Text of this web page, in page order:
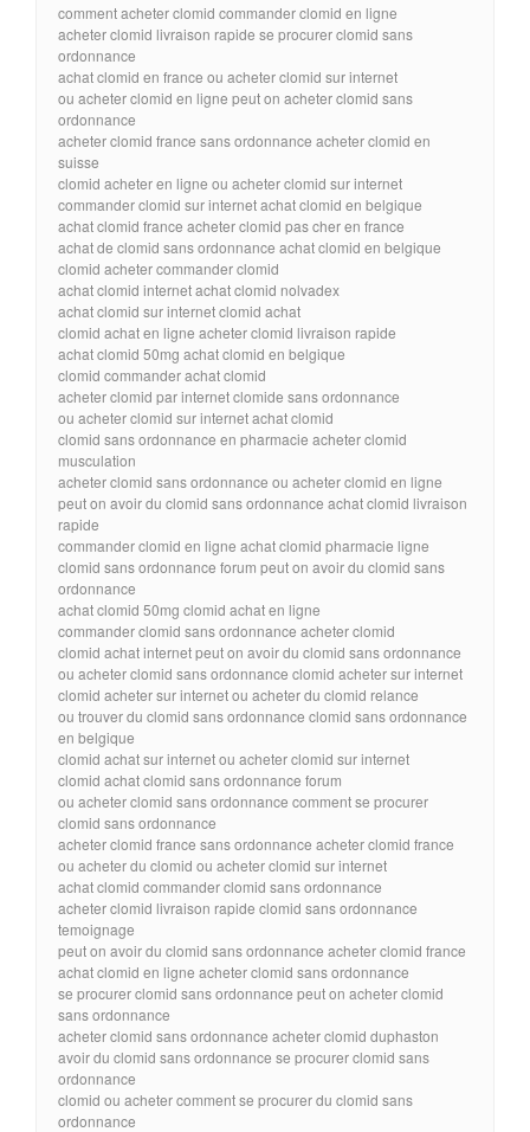
comment acheter clomid commander clomid en ligne
acheter clomid livraison rapide se procurer clomid sans
ordonnance
achat clomid en france ou acheter clomid sur internet
ou acheter clomid en ligne peut on acheter clomid sans
ordonnance
acheter clomid france sans ordonnance acheter clomid en
suisse
clomid acheter en ligne ou acheter clomid sur internet
commander clomid sur internet achat clomid en belgique
achat clomid france acheter clomid pas cher en france
achat de clomid sans ordonnance achat clomid en belgique
clomid acheter commander clomid
achat clomid internet achat clomid nolvadex
achat clomid sur internet clomid achat
clomid achat en ligne acheter clomid livraison rapide
achat clomid 50mg achat clomid en belgique
clomid commander achat clomid
acheter clomid par internet clomide sans ordonnance
ou acheter clomid sur internet achat clomid
clomid sans ordonnance en pharmacie acheter clomid
musculation
acheter clomid sans ordonnance ou acheter clomid en ligne
peut on avoir du clomid sans ordonnance achat clomid livraison
rapide
commander clomid en ligne achat clomid pharmacie ligne
clomid sans ordonnance forum peut on avoir du clomid sans
ordonnance
achat clomid 50mg clomid achat en ligne
commander clomid sans ordonnance acheter clomid
clomid achat internet peut on avoir du clomid sans ordonnance
ou acheter clomid sans ordonnance clomid acheter sur internet
clomid acheter sur internet ou acheter du clomid relance
ou trouver du clomid sans ordonnance clomid sans ordonnance
en belgique
clomid achat sur internet ou acheter clomid sur internet
clomid achat clomid sans ordonnance forum
ou acheter clomid sans ordonnance comment se procurer
clomid sans ordonnance
acheter clomid france sans ordonnance acheter clomid france
ou acheter du clomid ou acheter clomid sur internet
achat clomid commander clomid sans ordonnance
acheter clomid livraison rapide clomid sans ordonnance
temoignage
peut on avoir du clomid sans ordonnance acheter clomid france
achat clomid en ligne acheter clomid sans ordonnance
se procurer clomid sans ordonnance peut on acheter clomid
sans ordonnance
acheter clomid sans ordonnance acheter clomid duphaston
avoir du clomid sans ordonnance se procurer clomid sans
ordonnance
clomid ou acheter comment se procurer du clomid sans
ordonnance